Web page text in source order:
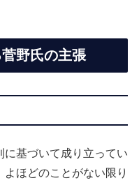
野氏の主張
に基づいて成り立ってい
ほどのことがない限り